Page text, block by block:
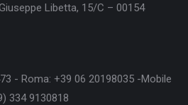
Libetta, 15/C – 00154
- Roma: +39 06 20198035 -Mobile
334 9130818